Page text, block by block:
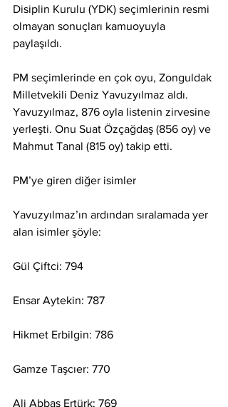
Disiplin Kurulu (YDK) seçimlerinin resmi
olmayan sonuçları kamuoyuyla
paylaşıldı.
PM seçimlerinde en çok oyu, Zonguldak
Milletvekili Deniz Yavuzyılmaz aldı.
Yavuzyılmaz, 876 oyla listenin zirvesine
yerleşti. Onu Suat Özçağdaş (856 oy) ve
Mahmut Tanal (815 oy) takip etti.
PM’ye giren diğer isimler
Yavuzyılmaz’ın ardından sıralamada yer
alan isimler şöyle:
Gül Çiftci: 794
Ensar Aytekin: 787
Hikmet Erbilgin: 786
Gamze Taşcıer: 770
Ali Abbas Ertürk: 769